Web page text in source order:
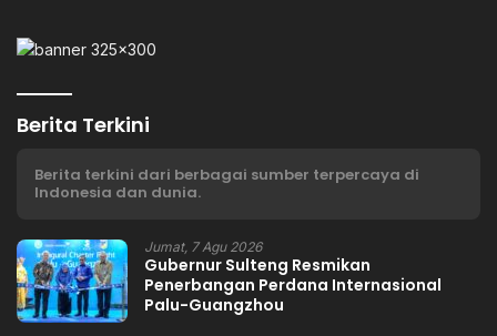
Berita Terkini
Berita terkini dari berbagai sumber terpercaya di
Indonesia dan dunia.
Jumat, 7 Agu 2026
Gubernur Sulteng Resmikan
Penerbangan Perdana Internasional
Palu-Guangzhou